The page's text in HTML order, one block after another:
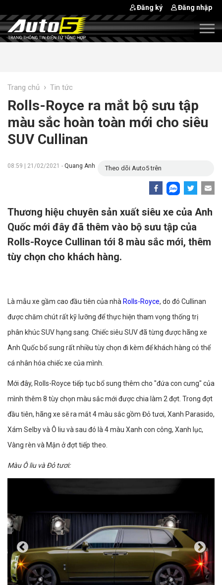
Đăng ký Đăng nhập
Trang chủ › Tin tức
Rolls-Royce ra mắt bộ sưu tập
màu sắc hoàn toàn mới cho siêu
SUV Cullinan
08:59 | 21/02/2021 - Quang Anh Theo dõi Auto5 trên
Thương hiệu chuyên sản xuất siêu xe của Anh
Quốc mới đây đã thêm vào bộ sưu tập của
Rolls-Royce Cullinan tới 8 màu sắc mới, thêm
tùy chọn cho khách hàng.
Là mẫu xe gầm cao đầu tiên của nhà Rolls-Royce, do đó Cullinan
được chăm chút rất kỹ lưỡng để thực hiện tham vọng thống trị
phân khúc SUV hạng sang. Chiếc siêu SUV đã từng được hãng xe
Anh Quốc bổ sung rất nhiều tùy chọn đi kèm để khách hàng có thể
cá nhân hóa chiếc xe của mình.
Mới đây, Rolls-Royce tiếp tục bổ sung thêm cho "đứa con cưng" của
mình thêm 8 tùy chọn màu sắc mới được chia làm 2 đợt. Trong đợt
đầu tiên, hãng xe sẽ ra mắt 4 màu sắc gồm Đỏ tươi, Xanh Parasido,
Xám Selby và Ô liu và sau đó là 4 màu Xanh con công, Xanh lục,
Vàng rèn và Mận ở đợt tiếp theo.
Màu Ô liu và Đỏ tươi: